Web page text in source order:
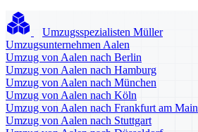
Umzugsspezialisten Müller
Umzugsunternehmen Aalen
Umzug von Aalen nach Berlin
Umzug von Aalen nach Hamburg
Umzug von Aalen nach München
Umzug von Aalen nach Köln
Umzug von Aalen nach Frankfurt am Main
Umzug von Aalen nach Stuttgart